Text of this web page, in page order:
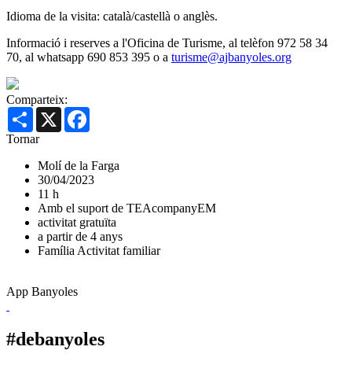
Idioma de la visita: català/castellà o anglès.
Informació i reserves a l'Oficina de Turisme, al telèfon 972 58 34
70, al whatsapp 690 853 395 o a turisme@ajbanyoles.org
Comparteix:
Share X
Tornar
Molí de la Farga
30/04/2023
11 h
Amb el suport de TEAcompanyEM
activitat gratuïta
a partir de 4 anys
FamíliaActivitat familiar
App Banyoles
#debanyoles